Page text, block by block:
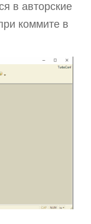
в авторские
коммите в